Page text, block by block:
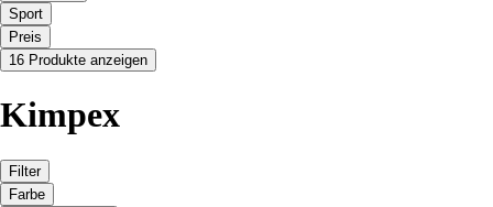
Sport
Preis
16 Produkte anzeigen
Kimpex
Filter
Farbe